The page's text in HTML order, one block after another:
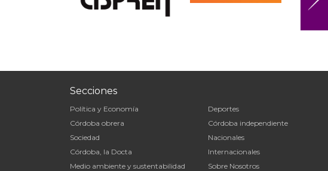
Secciones
Política y Economía
Córdoba obrera
Sociedad
Córdoba, la Docta
Medio ambiente y sustentabilidad
Deportes
Córdoba independiente
Nacionales
Internacionales
Sobre Nosotros